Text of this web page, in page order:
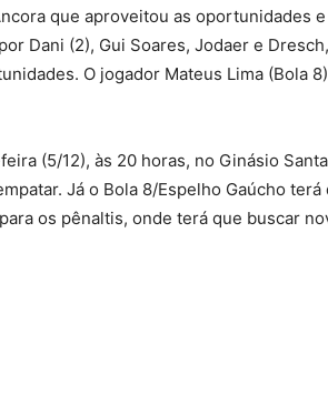
que aproveitou as oportunidades
Dani (2), Gui Soares, Jodaer e
O jogador Mateus Lima (Bola
(5/12), às 20 horas, no Ginásio
Já o Bola 8/Espelho Gaúcho terá
os pênaltis, onde terá que buscar